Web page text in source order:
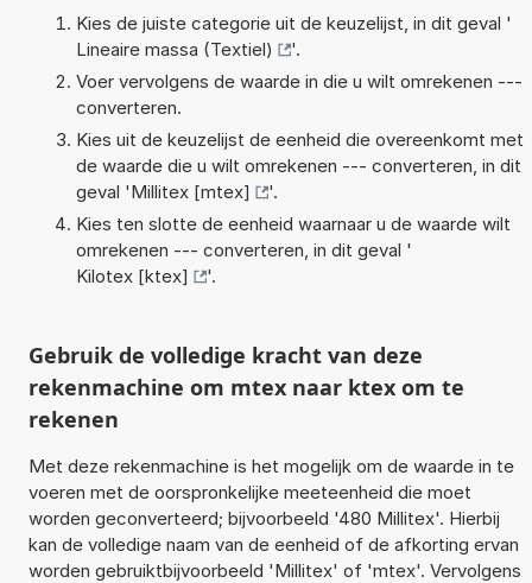
Kies de juiste categorie uit de keuzelijst, in dit geval '
Lineaire massa (Textiel)
'.
Voer vervolgens de waarde in die u wilt omrekenen ---
converteren.
Kies uit de keuzelijst de eenheid die overeenkomt met
de waarde die u wilt omrekenen --- converteren, in dit
geval 'Millitex [mtex]
'.
Kies ten slotte de eenheid waarnaar u de waarde wilt
omrekenen --- converteren, in dit geval '
Kilotex [ktex]
'.
Gebruik de volledige kracht van deze
rekenmachine om mtex naar ktex om te
rekenen
Met deze rekenmachine is het mogelijk om de waarde in te
voeren met de oorspronkelijke meeteenheid die moet
worden geconverteerd; bijvoorbeeld '480 Millitex'. Hierbij
kan de volledige naam van de eenheid of de afkorting ervan
worden gebruiktbijvoorbeeld 'Millitex' of 'mtex'. Vervolgens